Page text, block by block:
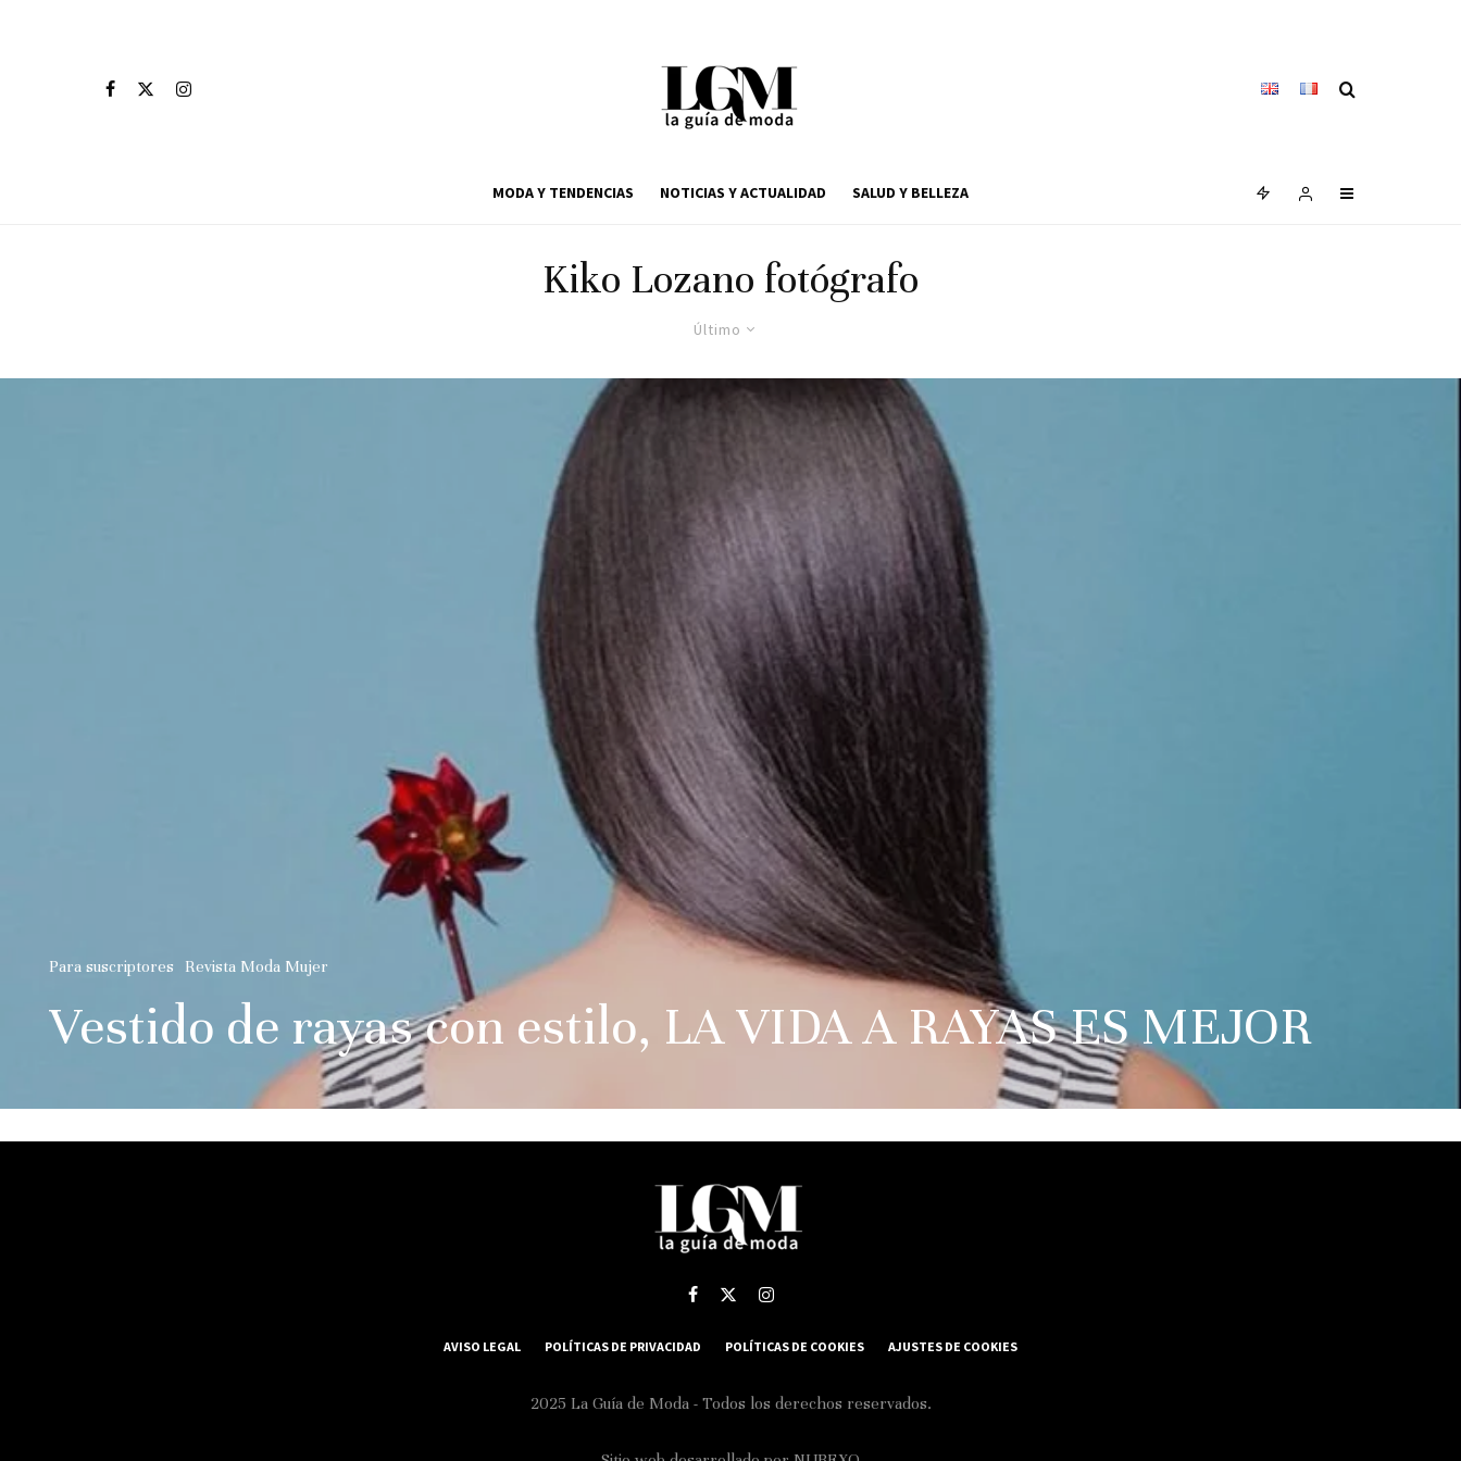
MODA Y TENDENCIAS NOTICIAS Y ACTUALIDAD SALUD Y BELLEZA
Kiko Lozano fotógrafo
Último
Para suscriptores Revista Moda Mujer
Vestido de rayas con estilo, LA VIDA A RAYAS ES MEJOR
AVISO LEGAL POLÍTICAS DE PRIVACIDAD POLÍTICAS DE COOKIES AJUSTES DE COOKIES
2025 La Guía de Moda - Todos los derechos reservados.